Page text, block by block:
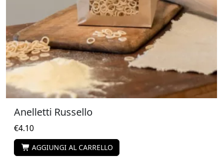
Anelletti Russello
€4.10
AGGIUNGI AL CARRELLO